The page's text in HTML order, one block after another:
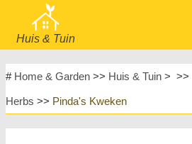
Huis & Tuin
Tuin & Gazon
Huisontwerp & Decoratie
# Home & Garden >> Huis & Tuin > >>
Herbs >> Pinda's Kweken